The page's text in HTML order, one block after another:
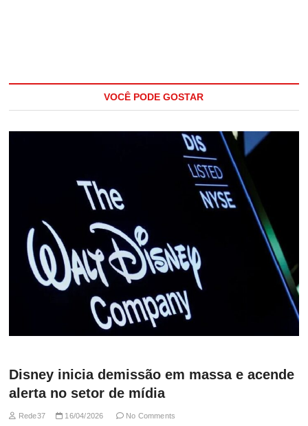
VOCÊ PODE GOSTAR
Disney inicia demissão em massa e acende
alerta no setor de mídia
Rede37 16/04/2026 No Comments